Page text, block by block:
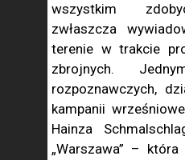
wszystkim
zwłaszcza
terenie w trakcie
zbrojnych.
rozpoznawczych,
kampanii
Hainza
„Warszawa” –